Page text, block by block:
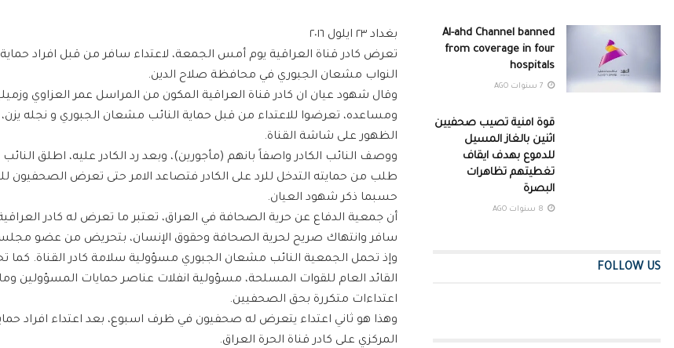
بغداد ٢٣ ايلول ٢٠١٦
تعرض كادر قناة العراقية يوم أمس الجمعة، لاعتداء سافر من قبل افراد
النواب مشعان الجبوري في محافظة صلاح الدين.
وقال شهود عيان ان كادر قناة العراقية المكون من المراسل عمر العزاوي
ومساعده، تعرضوا للاعتداء من قبل حماية النائب مشعان الجبوري و نجله
الظهور على شاشة القناة.
ووصف النائب الكادر واصفاً بانهم (مأجورين)، وبعد رد الكادر عليه، اطلق
طلب من حمايته التدخل للرد على الكادر فتصاعد الامر حتى تعرض الصحفيون
حسبما ذكر شهود العيان.
أن جمعية الدفاع عن حرية الصحافة في العراق، تعتبر ما تعرض له كادر العراقية
سافر وانتهاك صريح لحرية الصحافة وحقوق الإنسان، بتحريض من عضو
وإذ تحمل الجمعية النائب مشعان الجبوري مسؤولية سلامة كادر القناة. كما
القائد العام للقوات المسلحة، مسؤولية انفلات عناصر حمايات المسؤولين
اعتداءات متكررة بحق الصحفيين.
وهذا هو ثاني اعتداء يتعرض له صحفيون في ظرف اسبوع، بعد اعتداء افراد
المركزي على كادر قناة الحرة العراق.
Al-ahd Channel banned
from coverage in four
hospitals
قوة امنية تصيب صحفيين
اثنين بالغاز المسيل
للدموع بهدف ايقاف
تغطيتهم تظاهرات
البصرة
FOLLOW US